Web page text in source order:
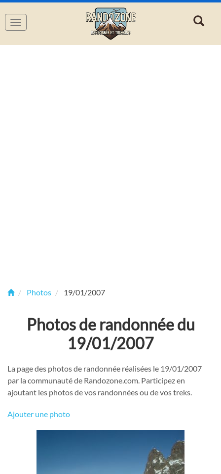
Navigation
Photos 19/01/2007
Photos de randonnée du
19/01/2007
La page des photos de randonnée réalisées le 19/01/2007
par la communauté de Randozone.com. Participez en
ajoutant les photos de vos randonnées ou de vos treks.
Ajouter une photo